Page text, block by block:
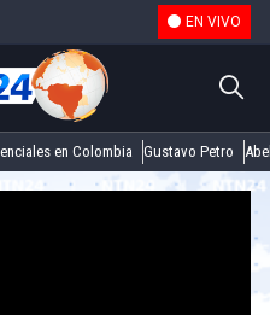
EN VIVO
en Colombia Gustavo Petro